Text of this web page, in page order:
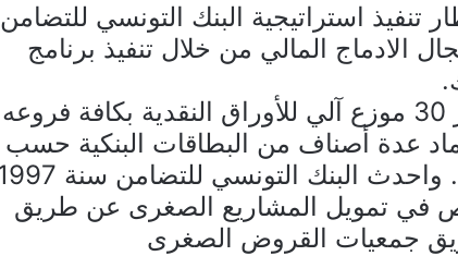
تنفيذ استراتيجية البنك التونسي للتضامن
الادماج المالي من خلال تنفيذ برنامج
ويتضمن هذا البرنامج تركيز 30 موزع آلي للأوراق النقدية بكافة فروعه
عدة أصناف من البطاقات البنكية حسب
في تمويل المشاريع الصغرى عن طريق
جمعيات القروض الصغرى